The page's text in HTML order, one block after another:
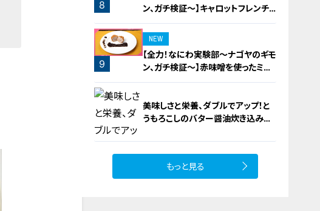
8
ン、ガチ検証～】キャロットフレンチ
ロースト
9
NEW
【全力！なにわ実験部～ナゴヤのギモ
ン、ガチ検証～】赤味噌を使ったミル
フィーユ味噌トンカツ
美味しさと栄養、ダブルでアップ！と
うもろこしのバター醤油炊き込みご
もっと見る